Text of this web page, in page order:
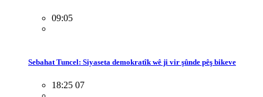
09:05
Sebahat Tuncel: Siyaseta demokratîk wê ji vir şûnde pêş bikeve
18:25 07